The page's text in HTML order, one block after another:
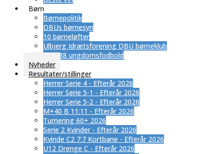
Børn
Børnepolitik
DBUs børnesyn
10 børneløfter
Ulbjerg Idrætsforening DBU børneklub
SUB 88 ungdomsfodbold
Nyheder
Resultater/stillinger
Herrer Serie 4 - Efterår 2026
Herrer Serie 5-1 - Efterår 2026
Herrer Serie 5-2 - Efterår 2026
M+40 B 11:11 - Efterår 2026
Turnering 60+ 2026
Serie 2 Kvinder - Efterår 2026
Kvinde C2 7:7 Kortbane - Efterår 2026
U12 Drenge C - Efterår 2026